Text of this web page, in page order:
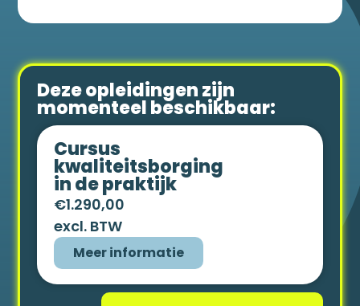
Deze opleidingen zijn
momenteel beschikbaar:
Cursus
kwaliteitsborging
in de praktijk
€1.290,00
excl. BTW
Meer informatie